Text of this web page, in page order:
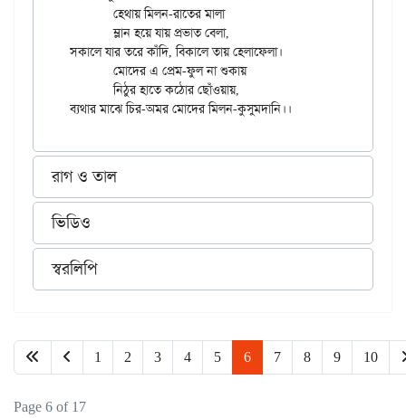
	ম্লান হয়ে যায় প্রভাত বেলা,
সকালে যার তরে কাঁদি, বিকালে তায় হেলাফেলা।
	নিঠুর হাতে কঠোর ছোঁওয়ায়,
রাগ ও তাল
ভিডিও
স্বরলিপি
1 2 3 4 5 6 7 8 9 10
Page 6 of 17